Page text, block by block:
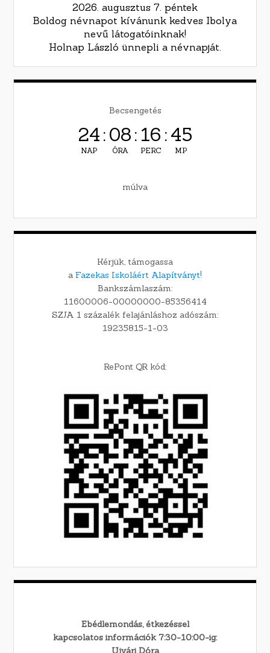
2026. augusztus 7. péntek
Boldog névnapot kívánunk kedves Ibolya
nevű látogatóinknak!
Holnap László ünnepli a névnapját.
Becsengetés
24
NAP
:08
ÓRA
: 16
PERC
:44
MP
múlva
Kérjük, támogassa
a Fazekas Iskoláért Alapítványt!
Bankszámlaszám:
11600006-00000000-85356414
SZJA 1 százalék felajánláshoz adószám:
19235815-1-03
RePont QR kód:
Ebédlemondás, étkezéssel
kapcsolatos információk 7:30-10:00-ig:
Ujvári Dóra